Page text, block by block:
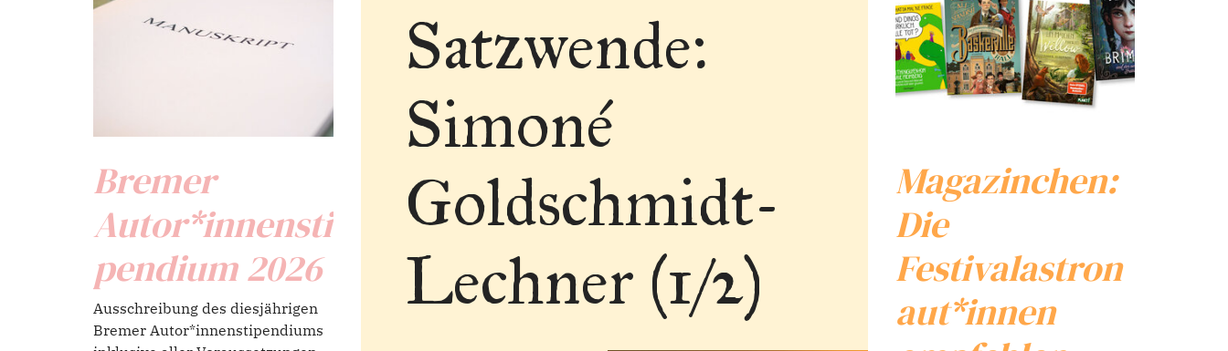
Bremer
Autor*innensti
pendium 2026
Ausschreibung des diesjährigen
Bremer Autor*innenstipendiums
Satzwende:
Simoné
Goldschmidt-
Lechner (1/2)
Magazinchen:
Die
Festivalastron
aut*innen